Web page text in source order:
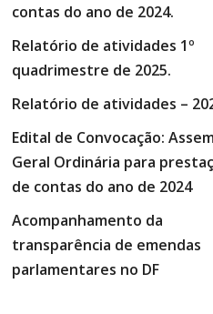
contas do ano de 2024.
Relatório de atividades 1º
quadrimestre de 2025.
Relatório de atividades –
Edital de Convocação:
Geral Ordinária para
de contas do ano de 2024
Acompanhamento da
transparência de emendas
parlamentares no DF